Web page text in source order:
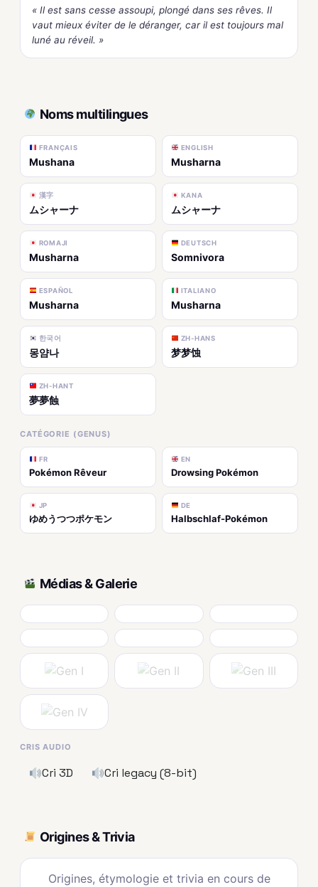
« Il est sans cesse assoupi, plongé dans ses rêves. Il
vaut mieux éviter de le déranger, car il est toujours mal
luné au réveil. »
Noms multilingues
FRANÇAIS
Mushana
ENGLISH
Musharna
漢字
ムシャーナ
KANA
ムシャーナ
ROMAJI
Musharna
DEUTSCH
Somnivora
ESPAÑOL
Musharna
ITALIANO
Musharna
한국어
몽얌나
ZH-HANS
梦梦蚀
ZH-HANT
夢夢蝕
CATÉGORIE (GENUS)
FR
Pokémon Rêveur
EN
Drowsing Pokémon
JP
ゆめうつつポケモン
DE
Halbschlaf-Pokémon
Médias & Galerie
CRIS AUDIO
Cri 3D Cri legacy (8-bit)
Origines & Trivia
Origines, étymologie et trivia en cours de